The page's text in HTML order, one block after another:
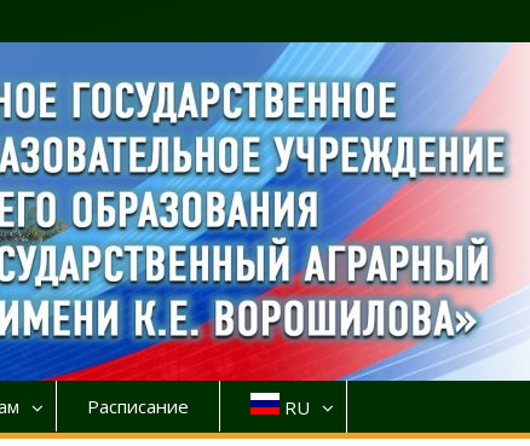
Расписание RU